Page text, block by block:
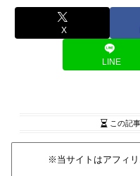
X
LINE
この記
※当サイトはアフィリ